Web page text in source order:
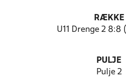
RÆKKE
U11 Drenge 2 8:8
PULJE
Pulje 2